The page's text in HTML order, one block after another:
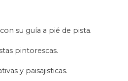
realiza exclusivamente
fuera de pista es mejor
travesía.
su guía a pié de pista.
pintorescas.
y paisajisticas.